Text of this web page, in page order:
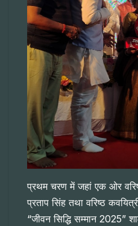
प्रथम चरण में जहां एक ओर
प्रताप सिंह तथा वरिष्ठ
“जीवन सिद्धि सम्मान 2025”